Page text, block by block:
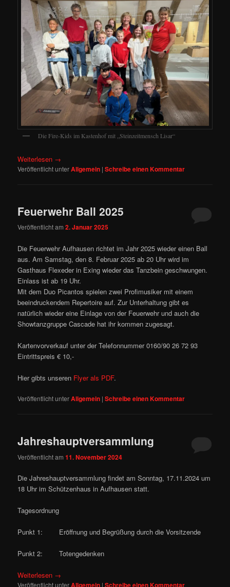
Die Fire-Kids im Kastenhof mit „Steinzeitmensch Lisar“
Weiterlesen →
Veröffentlicht unterAllgemein |Schreibe einen Kommentar
Feuerwehr Ball 2025
Veröffentlicht am2. Januar 2025
Die Feuerwehr Aufhausen richtet im Jahr 2025 wieder einen Ball
aus. Am Samstag, den 8. Februar 2025 ab 20 Uhr wird im
Gasthaus Flexeder in Exing wieder das Tanzbein geschwungen.
Einlass ist ab 19 Uhr.
Mit dem Duo Picantos spielen zwei Profimusiker mit einem
beeindruckendem Repertoire auf. Zur Unterhaltung gibt es
natürlich wieder eine Einlage von der Feuerwehr und auch die
Showtanzgruppe Cascade hat ihr kommen zugesagt.
Kartenvorverkauf unter der Telefonnummer 0160/90 26 72 93
Eintrittspreis € 10,-
Hier gibts unseren Flyer als PDF.
Veröffentlicht unterAllgemein |Schreibe einen Kommentar
Jahreshauptversammlung
Veröffentlicht am11. November 2024
Die Jahreshauptversammlung findet am Sonntag, 17.11.2024 um
18 Uhr im Schützenhaus in Aufhausen statt.
Tagesordnung
Punkt 1: Eröffnung und Begrüßung durch die Vorsitzende
Punkt 2: Totengedenken
Weiterlesen →
Veröffentlicht unterAllgemein |Schreibe einen Kommentar